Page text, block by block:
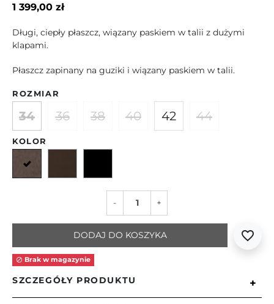
1 399,00 zł
Długi, ciepły płaszcz, wiązany paskiem w talii z dużymi
klapami.
Płaszcz zapinany na guziki i wiązany paskiem w talii.
ROZMIAR
34 36 38 40 42 44
KOLOR
- +
DODAJ DO KOSZYKA favorite_border
 Brak w magazynie
SZCZEGÓŁY PRODUKTU +